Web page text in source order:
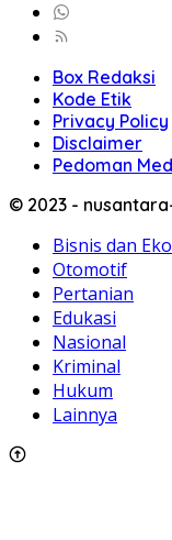
Box Redaksi
Kode Etik
Privacy Policy
Disclaimer
Pedoman
© 2023 -
Bisnis dan
Otomotif
Pertanian
Edukasi
Nasional
Kriminal
Hukum
Lainnya